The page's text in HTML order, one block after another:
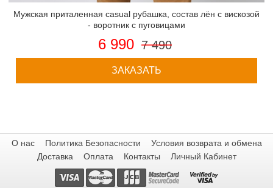
Мужская приталенная casual рубашка, состав лён с вискозой
- воротник с пуговицами
6 990 7 490
ЗАКАЗАТЬ
О нас Политика Безопасности
Условия возврата и обмена
Доставка
Оплата Контакты Личный Кабинет